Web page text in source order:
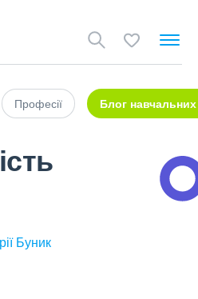
Професії Блог навчальних
Буник